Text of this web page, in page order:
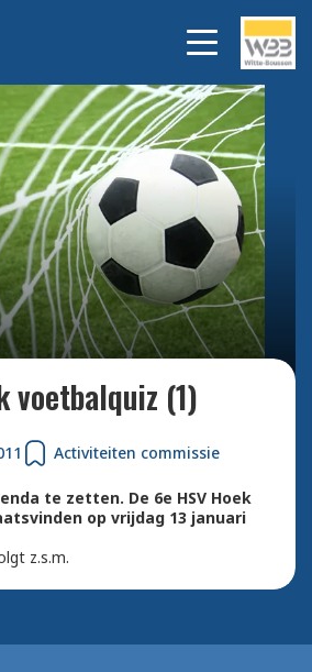
Bekijk alle foto's
voetbalquiz (1)
Activiteiten commissie
te zetten. De 6e HSV Hoek
op vrijdag 13 januari
z.s.m.